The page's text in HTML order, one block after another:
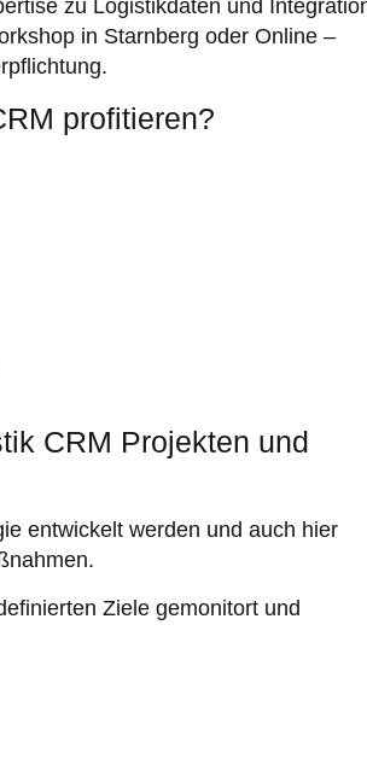
zu Logistikdaten und
in Starnberg oder Online –
profitieren?
CRM Projekten und
entwickelt werden und auch hier
Ziele gemonitort und